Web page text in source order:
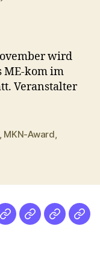
wird
ME-kom im
Veranstalter
, MKN-Award,
NetzMedien